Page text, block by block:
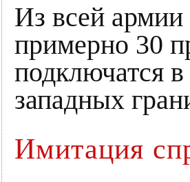
Из всей
примерно 30
подключатся
западных
Имитация